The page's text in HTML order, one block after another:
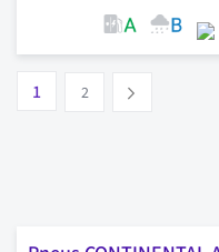
Vous lisez actuellement la
1 2